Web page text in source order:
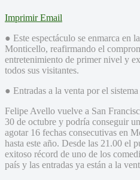
Imprimir Email
● Este espectáculo se enmarca en
Monticello, reafirmando el
entretenimiento de primer nivel y
todos sus visitantes.
● Entradas a la venta por el
Felipe Avello vuelve a San
30 de octubre y podría conseguir
agotar 16 fechas consecutivas en
hasta este año. Desde las 21.00 el
exitoso récord de uno de los
país y las entradas ya están a la